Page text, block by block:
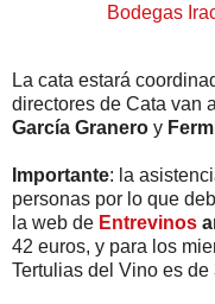
Bodegas
La cata estará
directores de Cata van
García Granero y
Importante: la
personas por lo que
la web de Entrevinos
42 euros, y para los
Tertulias del Vino es de